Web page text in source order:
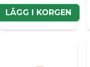
LÄGG I KORGEN